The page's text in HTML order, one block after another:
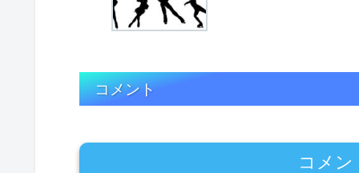
コメント
コメン